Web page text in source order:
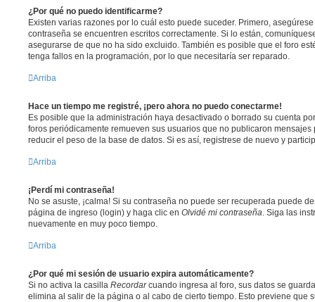
¿Por qué no puedo identificarme?
Existen varias razones por lo cuál esto puede suceder. Primero,
contraseña se encuentren escritos correctamente. Si lo están,
asegurarse de que no ha sido excluido. También es posible que el foro
tenga fallos en la programación, por lo que necesitaría ser reparado.
Arriba
Hace un tiempo me registré, ¡pero ahora no puedo conectarme!
Es posible que la administración haya desactivado o borrado su cuenta
foros periódicamente remueven sus usuarios que no publicaron
reducir el peso de la base de datos. Si es así, registrese de nuevo y
Arriba
¡Perdí mi contraseña!
No se asuste, ¡calma! Si su contraseña no puede ser recuperada puede
página de ingreso (login) y haga clic en Olvidé mi contraseña. Siga las
nuevamente en muy poco tiempo.
Arriba
¿Por qué mi sesión de usuario expira automáticamente?
Si no activa la casilla Recordarcuando ingresa al foro, sus datos se
elimina al salir de la página o al cabo de cierto tiempo. Esto previene que